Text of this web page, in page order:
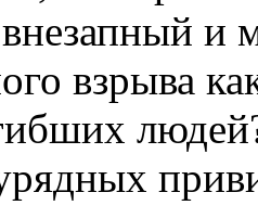
внезапный
взрыва